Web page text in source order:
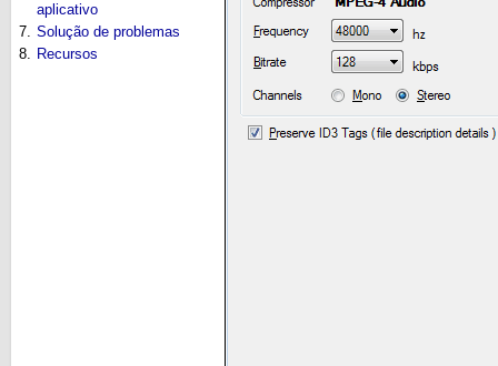
aplicativo
7. Solução de problemas
8. Recursos